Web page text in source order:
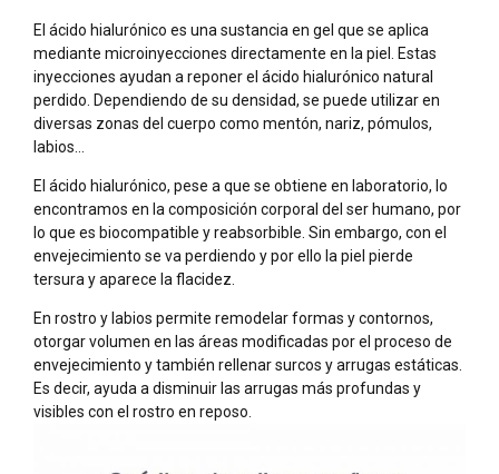
El ácido hialurónico es una sustancia en gel que se aplica
mediante microinyecciones directamente en la piel. Estas
inyecciones ayudan a reponer el ácido hialurónico natural
perdido. Dependiendo de su densidad, se puede utilizar en
diversas zonas del cuerpo como mentón, nariz, pómulos,
labios…
El ácido hialurónico, pese a que se obtiene en laboratorio, lo
encontramos en la composición corporal del ser humano, por
lo que es biocompatible y reabsorbible. Sin embargo, con el
envejecimiento se va perdiendo y por ello la piel pierde
tersura y aparece la flacidez.
En rostro y labios permite remodelar formas y contornos,
otorgar volumen en las áreas modificadas por el proceso de
envejecimiento y también rellenar surcos y arrugas estáticas.
Es decir, ayuda a disminuir las arrugas más profundas y
visibles con el rostro en reposo.